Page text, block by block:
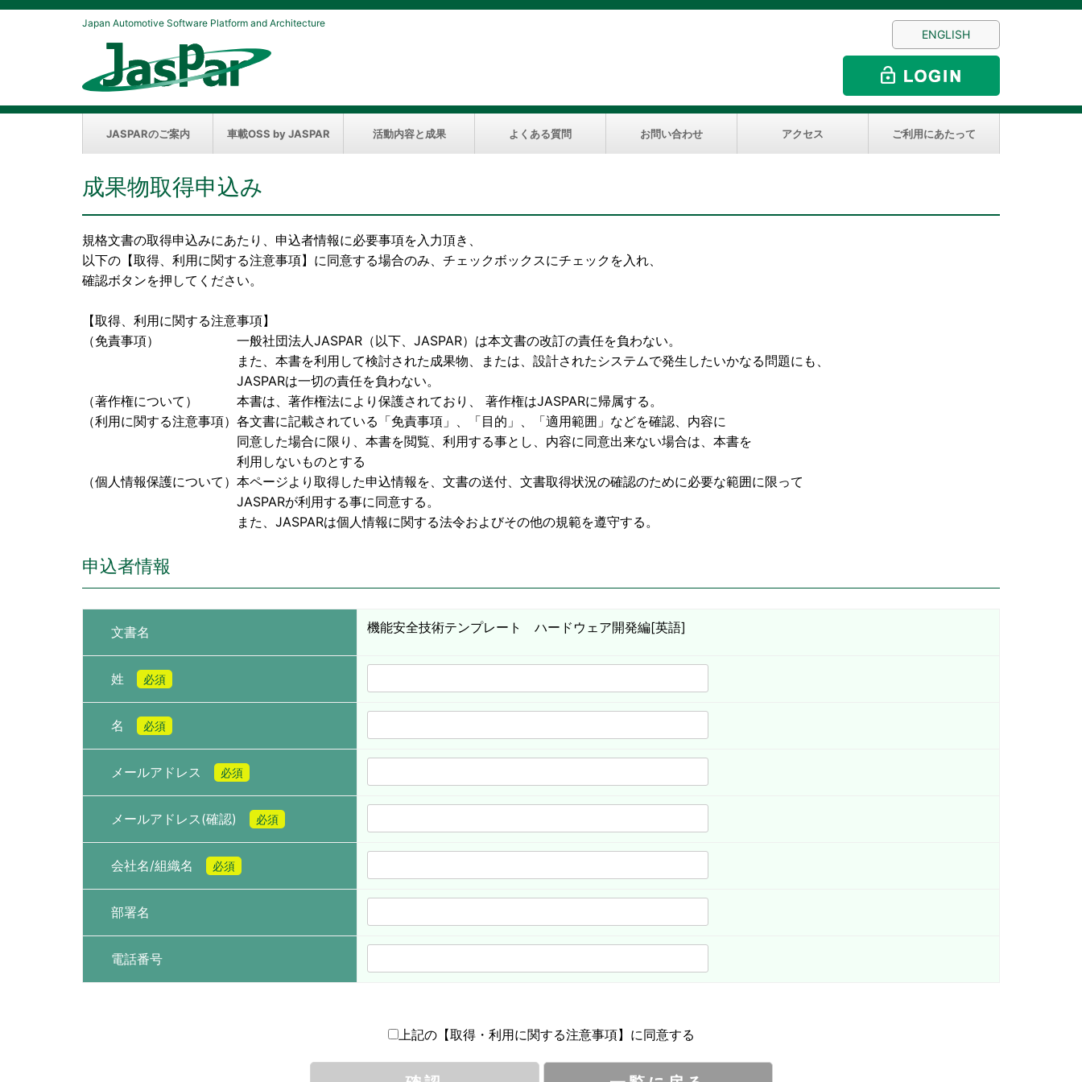
Japan Automotive Software Platform and Architecture
ENGLISH
JASPARのご案内 車載OSS by JASPAR 活動内容と成果 よくある質問 お問い合わせ アクセス ご利用にあたって
成果物取得申込み
規格文書の取得申込みにあたり、申込者情報に必要事項を入力頂き、
以下の【取得、利用に関する注意事項】に同意する場合のみ、チェックボックスにチェックを入れ、
確認ボタンを押してください。
【取得、利用に関する注意事項】
（免責事項） 一般社団法人JASPAR（以下、JASPAR）は本文書の改訂の責任を負わない。
また、本書を利用して検討された成果物、または、設計されたシステムで発生したいかなる問題にも、
JASPARは一切の責任を負わない。
（著作権について） 本書は、著作権法により保護されており、 著作権はJASPARに帰属する。
（利用に関する注意事項）各文書に記載されている「免責事項」、「目的」、「適用範囲」などを確認、内容に
同意した場合に限り、本書を閲覧、利用する事とし、内容に同意出来ない場合は、本書を
利用しないものとする
（個人情報保護について）本ページより取得した申込情報を、文書の送付、文書取得状況の確認のために必要な範囲に限って
JASPARが利用する事に同意する。
また、JASPARは個人情報に関する法令およびその他の規範を遵守する。
申込者情報
文書名 機能安全技術テンプレート ハードウェア開発編[英語]
姓 必須
名 必須
メールアドレス 必須
メールアドレス(確認) 必須
会社名/組織名 必須
部署名
電話番号
上記の【取得・利用に関する注意事項】に同意する